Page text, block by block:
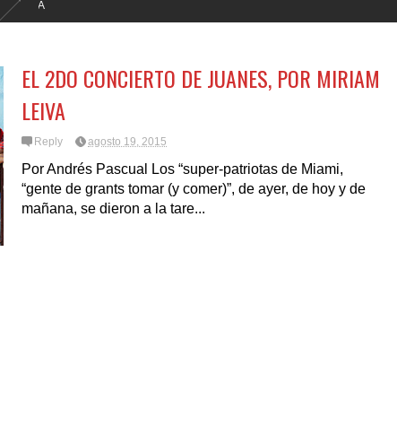
NO
EL 2DO CONCIERTO DE JUANES, POR MIRIAM
LEIVA
Reply agosto 19, 2015
Por Andrés Pascual Los “super-patriotas de Miami,
“gente de grants tomar (y comer)”, de ayer, de hoy y de
mañana, se dieron a la tare...